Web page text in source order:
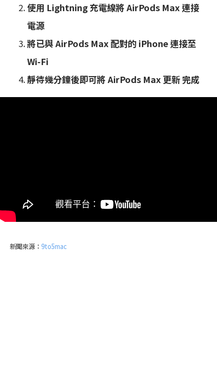
使用 Lightning 充電線將 AirPods Max 連接
電源
將已與 AirPods Max 配對的 iPhone 連接至
Wi-Fi
靜待幾分鐘後即可將 AirPods Max 更新 完成
新聞來源： 9to5mac